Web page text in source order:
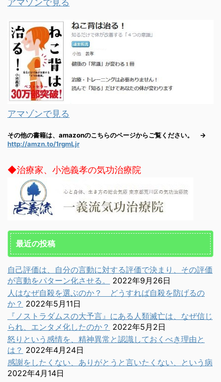
アマゾンで見る
アマゾンで見る
その他の書籍は、amazonのこちらのページからご覧ください。 →
http://amzn.to/1rgmLjr
◆治療家、小池義孝の気功治療院
最近の投稿
自己評価は、自分の言動に対する評価で決まり、その評価
が言動をパターン化させる。
2022年9月26日
人はなぜ自殺を選ぶのか？ どうすれば自殺を防げるの
か？ 2022年5月11日
『ノストラダムスの大予言』にある人類滅亡は、なぜ信じ
られ、エンタメ化したのか？ 2022年5月2日
怒りという感情を、精神異常と認識しておくべき理由と
は？ 2022年4月24日
感謝をしたくない、ありがとうと言いたくない、という病
2022年4月14日